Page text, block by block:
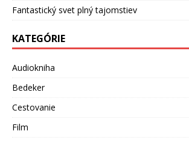
Fantastický svet plný tajomstiev
KATEGÓRIE
Audiokniha
Bedeker
Cestovanie
Film